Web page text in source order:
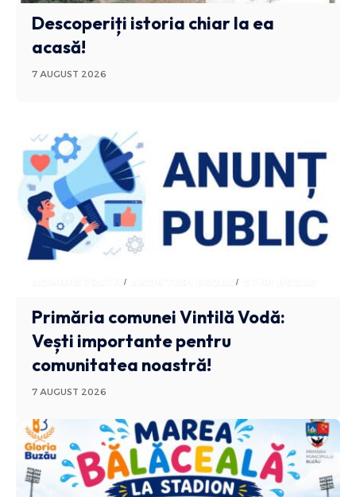
Descoperiți istoria chiar la ea
acasă!
7 AUGUST 2026
ADMINISTRATIV ANUNTURI BUZAU
Primăria comunei Vintilă Vodă:
Vești importante pentru
comunitatea noastră!
7 AUGUST 2026